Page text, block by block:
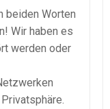
beiden Worten
Wir haben es
werden oder